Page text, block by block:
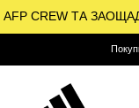
CREW ТА